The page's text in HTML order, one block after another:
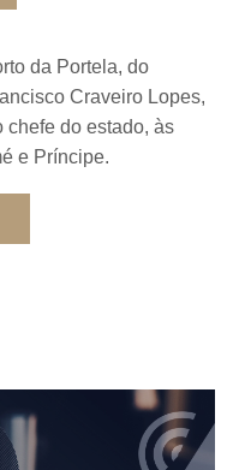
da Portela, do
Craveiro Lopes,
chefe do estado, às
e Príncipe.